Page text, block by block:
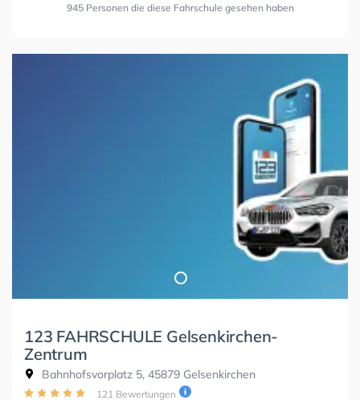
945 Personen die diese Fahrschule gesehen haben
123 FAHRSCHULE Gelsenkirchen-
Zentrum
Bahnhofsvorplatz 5, 45879 Gelsenkirchen
121 Bewertungen